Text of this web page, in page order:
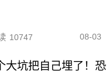
10747 08-03
大坑把自己埋了！恐